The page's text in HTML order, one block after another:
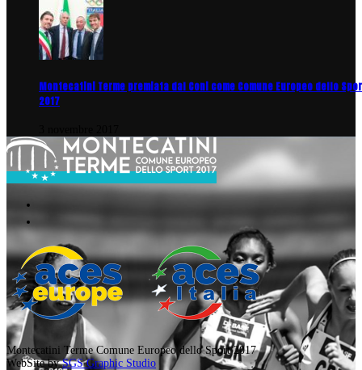
Montecatini Terme premiata dal Coni come Comune Europeo dello
2017
Montecatini Terme Comune Europeo dello Sport 2017
WebSite bySGS Graphic Studio